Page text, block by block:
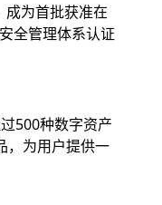
为首批获准在
全管理体系认证
500种数字资产
，为用户提供一